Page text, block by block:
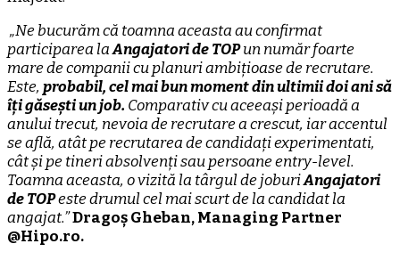
„Ne bucurăm că toamna aceasta au confirmat
participarea laAngajatori de TOPun număr foarte
mare de companii cu planuri ambițioase de recrutare.
Este, probabil, cel mai bun moment din ultimii doi ani să
îți găsești un job. Comparativ cu aceeași perioadă a
anului trecut, nevoia de recrutare a crescut, iar accentul
se află, atât pe recrutarea de candidați experimentati,
cât și pe tineri absolvenți sau persoane entry-level.
Toamna aceasta, o vizită la târgul de joburiAngajatori
de TOPeste drumul cel mai scurt de la candidat la
angajat.”Dragoș Gheban, Managing Partner
@Hipo.ro.